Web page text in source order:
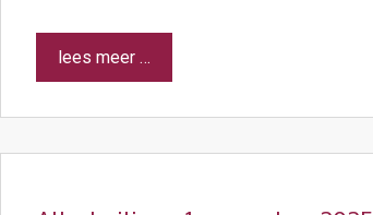
lees meer …